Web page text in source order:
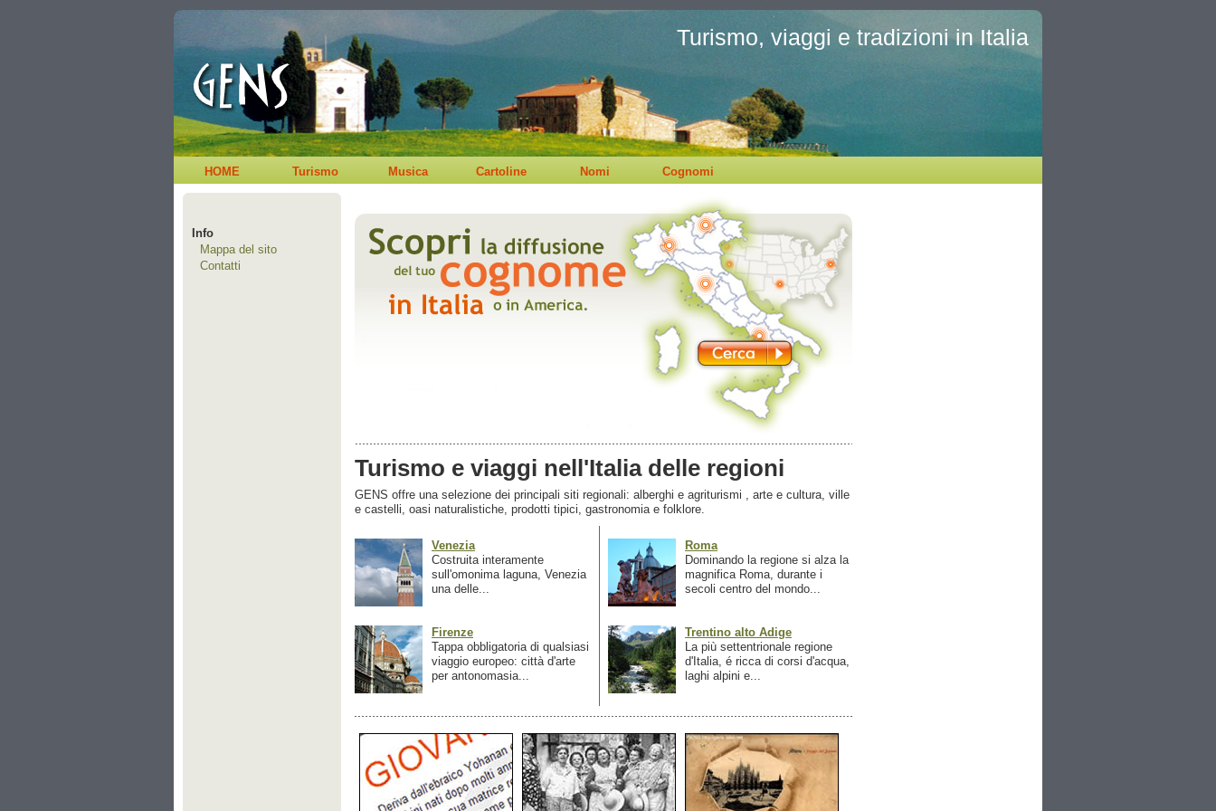
Turismo, viaggi e tradizioni in Italia
HOME Turismo Musica Cartoline Nomi Cognomi
Info
Mappa del sito
Contatti
Turismo e viaggi nell'Italia delle regioni
GENS offre una selezione dei principali siti regionali: alberghi e agriturismi , arte e cultura, ville
e castelli, oasi naturalistiche, prodotti tipici, gastronomia e folklore.
Venezia
Costruita interamente
sull'omonima laguna, Venezia
una delle...
Firenze
Tappa obbligatoria di qualsiasi
viaggio europeo: città d'arte
per antonomasia...
Roma
Dominando la regione si alza la
magnifica Roma, durante i
secoli centro del mondo...
Trentino alto Adige
La più settentrionale regione
d'Italia, é ricca di corsi d'acqua,
laghi alpini e...